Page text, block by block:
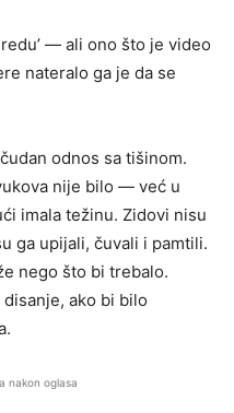
— ali ono što je video
nateralo ga je da se
odnos sa tišinom.
nije bilo — već u
imala težinu. Zidovi nisu
ga upijali, čuvali i pamtili.
nego što bi trebalo.
ako bi bilo
nakon oglasa